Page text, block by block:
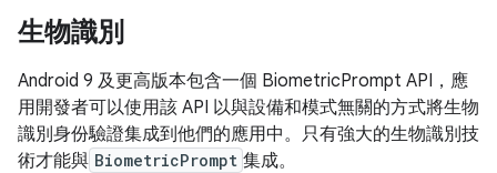
生物識別
Android 9 及更高版本包含一個 BiometricPrompt API，應
用開發者可以使用該 API 以與設備和模式無關的方式將生物
識別身份驗證集成到他們的應用中。只有強大的生物識別技
術才能與 BiometricPrompt 集成。